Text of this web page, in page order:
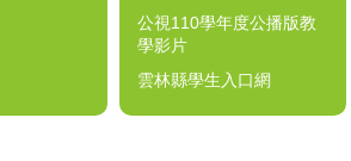
公視110學年度公播版教
學影片
雲林縣學生入口網